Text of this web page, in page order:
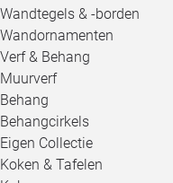
Wandtegels & -borden
Wandornamenten
Verf & Behang
Muurverf
Behang
Behangcirkels
Eigen Collectie
Koken & Tafelen